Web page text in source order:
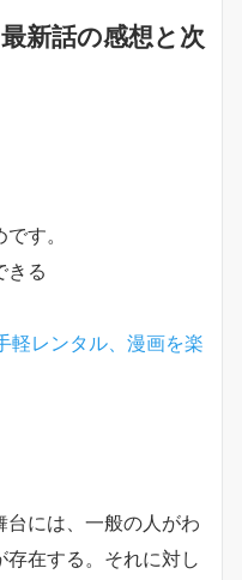
新話の感想と次
す。
きる
軽レンタル、漫画を楽
台には、一般の人がわ
在する。それに対し